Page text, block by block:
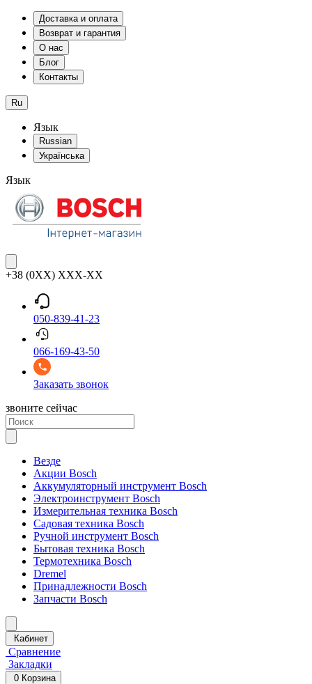
Доставка и оплата
Возврат и гарантия
О нас
Блог
Контакты
Ru
Язык
Russian
Українська
Язык
+38 (0XX) XXX-XX
050-839-41-23
066-169-43-50
Заказать звонок
звоните сейчас
Везде
Акции Bosch
Аккумуляторный инструмент Bosch
Электроинструмент Bosch
Измерительная техника Bosch
Садовая техника Bosch
Ручной инструмент Bosch
Бытовая техника Bosch
Термотехника Bosch
Dremel
Принадлежности Bosch
Запчасти Bosch
Кабинет
Сравнение
Закладки
0 Корзина